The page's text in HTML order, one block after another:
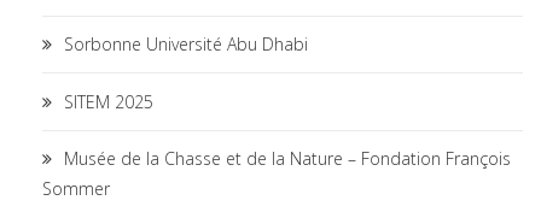
Sorbonne Université Abu Dhabi
SITEM 2025
Musée de la Chasse et de la Nature – Fondation François
Sommer